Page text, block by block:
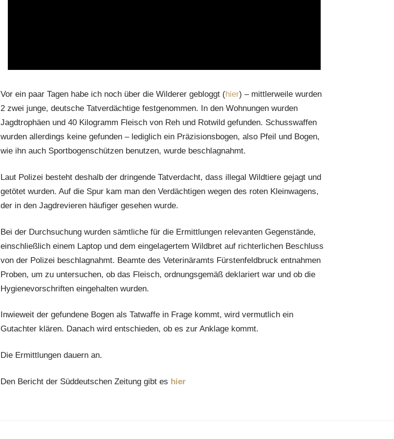
Vor ein paar Tagen habe ich noch über die Wilderer gebloggt (hier) – mittlerweile wurden
2 zwei junge, deutsche Tatverdächtige festgenommen. In den Wohnungen wurden
Jagdtrophäen und 40 Kilogramm Fleisch von Reh und Rotwild gefunden. Schusswaffen
wurden allerdings keine gefunden – lediglich ein Präzisionsbogen, also Pfeil und Bogen,
wie ihn auch Sportbogenschützen benutzen, wurde beschlagnahmt.
Laut Polizei besteht deshalb der dringende Tatverdacht, dass illegal Wildtiere gejagt und
getötet wurden. Auf die Spur kam man den Verdächtigen wegen des roten Kleinwagens,
der in den Jagdrevieren häufiger gesehen wurde.
Bei der Durchsuchung wurden sämtliche für die Ermittlungen relevanten Gegenstände,
einschließlich einem Laptop und dem eingelagertem Wildbret auf richterlichen Beschluss
von der Polizei beschlagnahmt. Beamte des Veterinäramts Fürstenfeldbruck entnahmen
Proben, um zu untersuchen, ob das Fleisch, ordnungsgemäß deklariert war und ob die
Hygienevorschriften eingehalten wurden.
Inwieweit der gefundene Bogen als Tatwaffe in Frage kommt, wird vermutlich ein
Gutachter klären. Danach wird entschieden, ob es zur Anklage kommt.
Die Ermittlungen dauern an.
Den Bericht der Süddeutschen Zeitung gibt es hier